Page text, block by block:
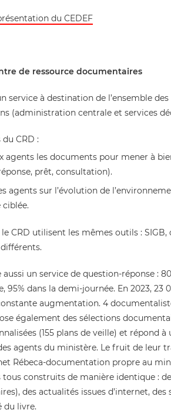
du CEDEF
de ressource documentaires
service à destination de l’ensemble
(administration centrale et services
CRD :
agents les documents pour mener à
prêt, consultation).
agents sur l’évolution de
ciblée.
le CRD utilisent les mêmes outils :
aussi un service de question-réponse :
95% dans la demi-journée. En 2023,
augmentation. 4
également des sélections
(155 plans de veille) et répond
agents du ministère. Le fruit de leur
Rébeca-documentation propre au
construits de manière identique :
des actualités issues d’internet,
du livre.